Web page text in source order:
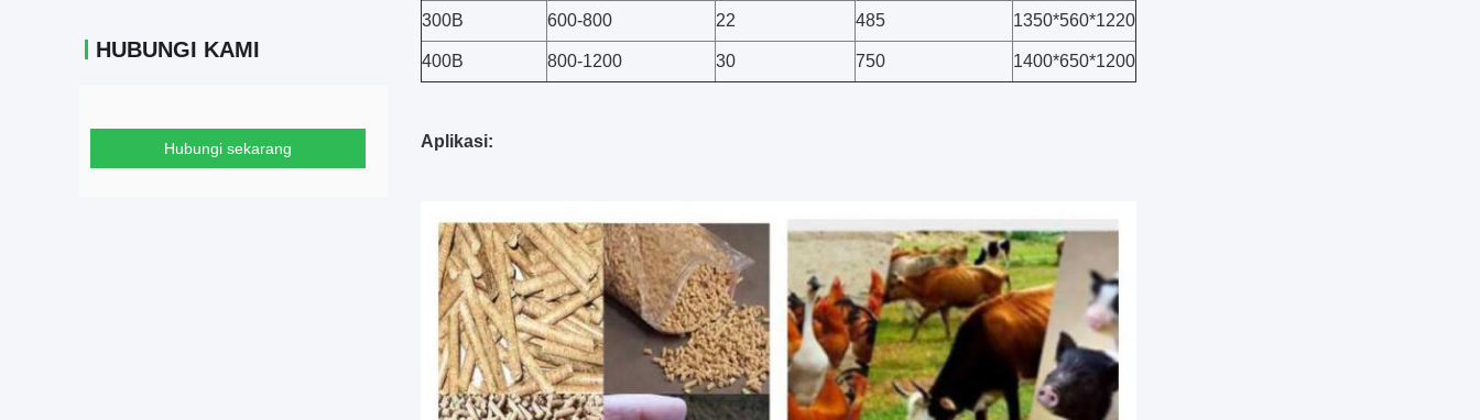
HUBUNGI KAMI
Hubungi sekarang
300B 600-800 22 485 1350*560*1220
400B 800-1200 30 750 1400*650*1200
Aplikasi: